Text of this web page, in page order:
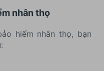
nhân thọ
hiểm nhân thọ, bạn